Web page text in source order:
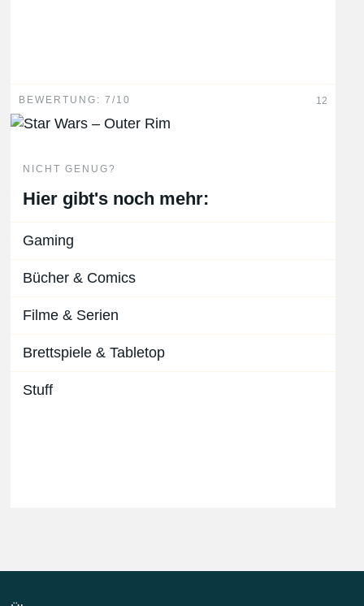
BEWERTUNG: 7/10 12
NICHT GENUG?
Hier gibt's noch mehr:
Gaming
Bücher & Comics
Filme & Serien
Brettspiele & Tabletop
Stuff